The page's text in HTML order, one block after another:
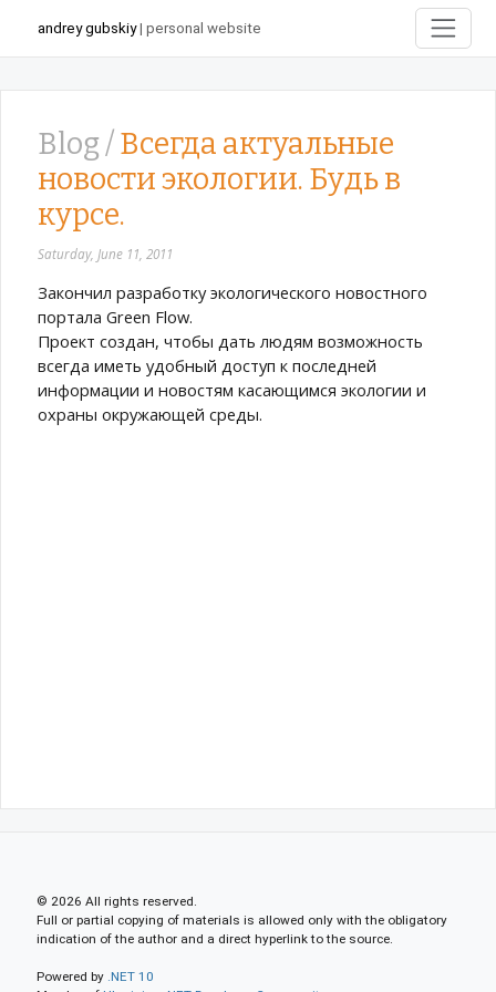
andrey gubskiy| personal website
Blog /Всегда актуальные
новости экологии. Будь в
курсе.
Saturday, June 11, 2011
Закончил разработку экологического новостного
портала Green Flow.
Проект создан, чтобы дать людям возможность
всегда иметь удобный доступ к последней
информации и новостям касающимся экологии и
охраны окружающей среды.
© 2026 All rights reserved.
Full or partial copying of materials is allowed only with the obligatory
indication of the author and a direct hyperlink to the source.
Powered by .NET 10